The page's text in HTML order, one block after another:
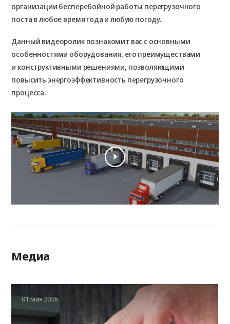
организации бесперебойной работы перегрузочного
поста в любое время года и любую погоду.
Данный видеоролик познакомит вас с основными
особенностями оборудования, его преимуществами
и конструктивными решениями, позволяющими
повысить энергоэффективность перегрузочного
процесса.
Медиа
01 мая 2026